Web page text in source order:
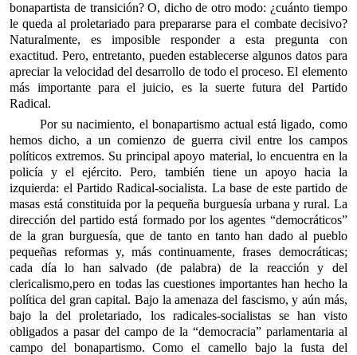
bonapartista de transición? O, dicho de otro modo: ¿cuánto tiempo
le queda al proletariado para prepararse para el combate decisivo?
Naturalmente, es imposible responder a esta pregunta con
exactitud. Pero, entretanto, pueden establecerse algunos datos para
apreciar la velocidad del desarrollo de todo el proceso. El elemento
más importante para el juicio, es la suerte futura del Partido
Radical.
Por su nacimiento, el bonapartismo actual está ligado, como
hemos dicho, a un comienzo de guerra civil entre los campos
políticos extremos. Su principal apoyo material, lo encuentra en la
policía y el ejército. Pero, también tiene un apoyo hacia la
izquierda: el Partido Radical-socialista. La base de este partido de
masas está constituida por la pequeña burguesía urbana y rural. La
dirección del partido está formado por los agentes “democráticos”
de la gran burguesía, que de tanto en tanto han dado al pueblo
pequeñas reformas y, más continuamente, frases democráticas;
cada día lo han salvado (de palabra) de la reacción y del
clericalismo,pero en todas las cuestiones importantes han hecho la
política del gran capital. Bajo la amenaza del fascismo, y aún más,
bajo la del proletariado, los radicales-socialistas se han visto
obligados a pasar del campo de la “democracia” parlamentaria al
campo del bonapartismo. Como el camello bajo la fusta del